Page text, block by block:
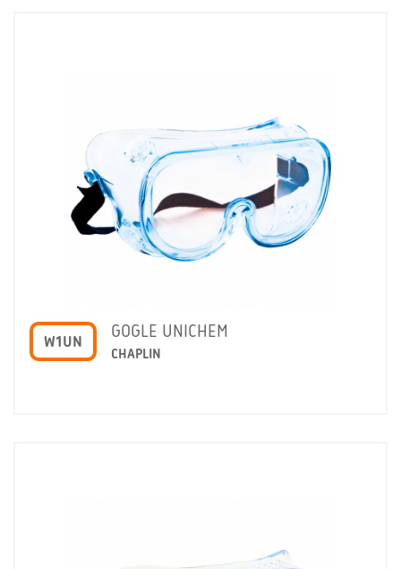
W1UN
GOGLE UNICHEM
CHAPLIN